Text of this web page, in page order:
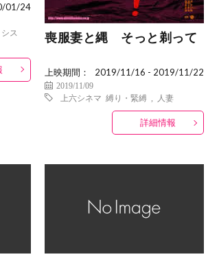
01/24
ス
喪服妻と縄 そっと剃って
上映期間： 2019/11/16 - 2019/11/22
2019/11/09
上六シネマ
縛り・緊縛 人妻
詳細情報